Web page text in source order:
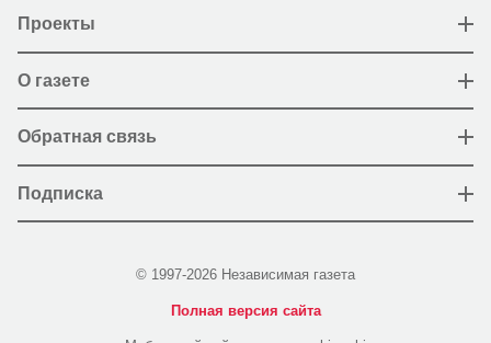
Проекты
О газете
Обратная связь
Подписка
© 1997-2026 Независимая газета
Полная версия сайта